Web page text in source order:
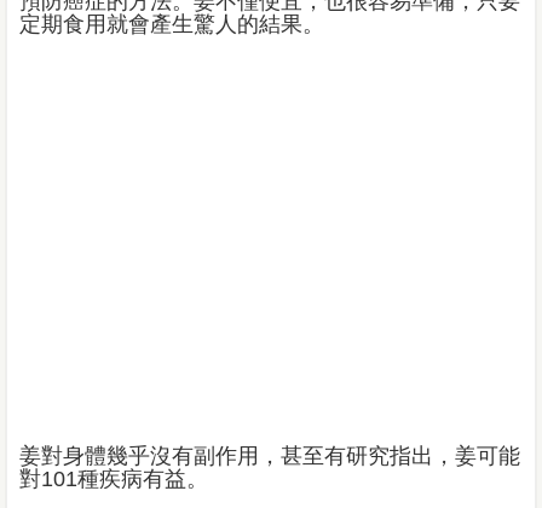
定期食用就會產生驚人的結果。
姜對身體幾乎沒有副作用，甚至有研究指出，姜可能
對101種疾病有益。